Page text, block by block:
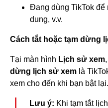
Đang dùng TikTok để
dung, v.v.
Cách tắt hoặc tạm dừng
Tại màn hình Lịch sử xem
dừng lịch sử xem là
xem cho đến khi bạn bật lại.
Lưu ý: Khi tạm tắt